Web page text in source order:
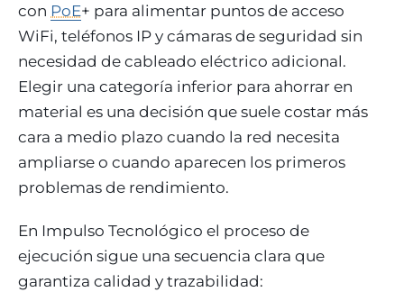
con PoE+ para alimentar puntos de acceso
WiFi, teléfonos IP y cámaras de seguridad sin
necesidad de cableado eléctrico adicional.
Elegir una categoría inferior para ahorrar en
material es una decisión que suele costar más
cara a medio plazo cuando la red necesita
ampliarse o cuando aparecen los primeros
problemas de rendimiento.
En Impulso Tecnológico el proceso de
ejecución sigue una secuencia clara que
garantiza calidad y trazabilidad: